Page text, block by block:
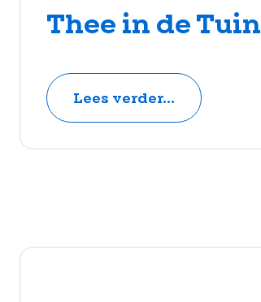
Thee in de Tuin
Lees verder...